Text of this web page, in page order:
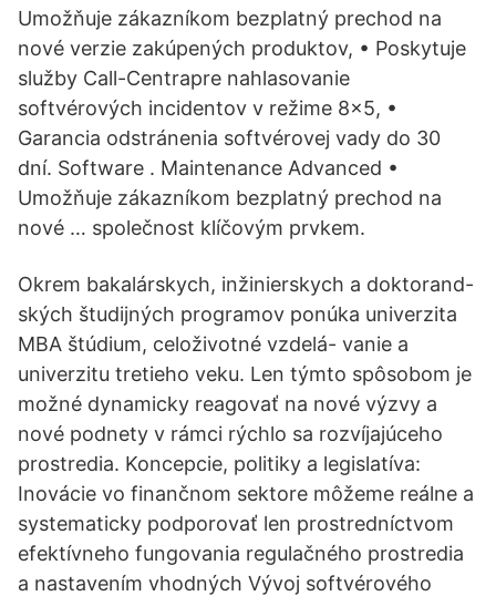
Umožňuje zákazníkom bezplatný prechod na
nové verzie zakúpených produktov, • Poskytuje
služby Call-Centrapre nahlasovanie
softvérových incidentov v režime 8x5, •
Garancia odstránenia softvérovej vady do 30
dní. Software . Maintenance Advanced •
Umožňuje zákazníkom bezplatný prechod na
nové … společnost klíčovým prvkem.
Okrem bakalárskych, inžinierskych a doktorand-
ských študijných programov ponúka univerzita
MBA štúdium, celoživotné vzdelá- vanie a
univerzitu tretieho veku. Len týmto spôsobom je
možné dynamicky reagovať na nové výzvy a
nové podnety v rámci rýchlo sa rozvíjajúceho
prostredia. Koncepcie, politiky a legislatíva:
Inovácie vo finančnom sektore môžeme reálne a
systematicky podporovať len prostredníctvom
efektívneho fungovania regulačného prostredia
a nastavením vhodných Vývoj softvérového